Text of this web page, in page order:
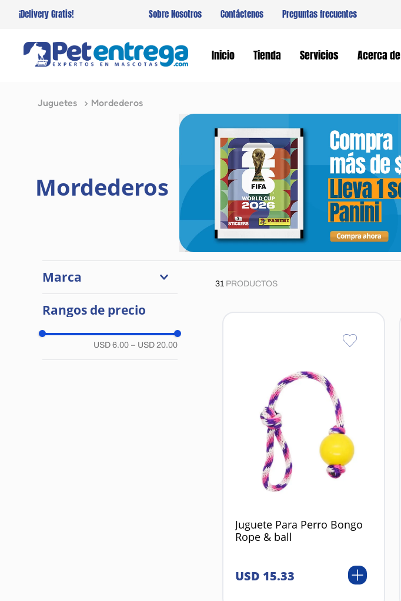
¡Delivery Gratis! Sobre Nosotros Contáctenos Preguntas frecuentes
Inicio Tienda Servicios Acerca de
Juguetes Mordederos
Mordederos
Marca
Ferplast
Pro Plan
Rangos de precio
USD 6.00 – USD 20.00
31 PRODUCTOS
Juguete Para Perro Bongo
Rope & ball
USD 15.33